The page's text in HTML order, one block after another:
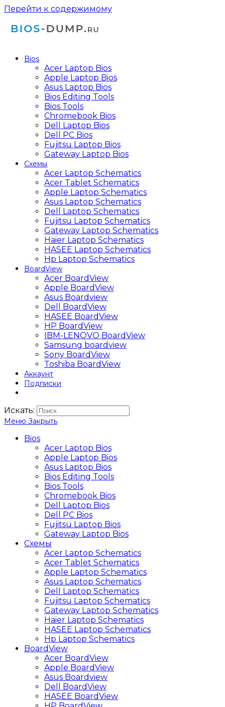
Перейти к содержимому
Bios
Acer Laptop Bios
Apple Laptop Bios
Asus Laptop Bios
Bios Editing Tools
Bios Tools
Chromebook Bios
Dell Laptop Bios
Dell PC Bios
Fujitsu Laptop Bios
Gateway Laptop Bios
Схемы
Acer Laptop Schematics
Acer Tablet Schematics
Apple Laptop Schematics
Asus Laptop Schematics
Dell Laptop Schematics
Fujitsu Laptop Schematics
Gateway Laptop Schematics
Haier Laptop Schematics
HASEE Laptop Schematics
Hp Laptop Schematics
BoardView
Acer BoardView
Apple BoardView
Asus Boardview
Dell BoardView
HASEE BoardView
HP BoardView
IBM-LENOVO BoardView
Samsung boardview
Sony BoardView
Toshiba BoardView
Аккаунт
Подписки
Искать:
Меню Закрыть
Bios
Acer Laptop Bios
Apple Laptop Bios
Asus Laptop Bios
Bios Editing Tools
Bios Tools
Chromebook Bios
Dell Laptop Bios
Dell PC Bios
Fujitsu Laptop Bios
Gateway Laptop Bios
Схемы
Acer Laptop Schematics
Acer Tablet Schematics
Apple Laptop Schematics
Asus Laptop Schematics
Dell Laptop Schematics
Fujitsu Laptop Schematics
Gateway Laptop Schematics
Haier Laptop Schematics
HASEE Laptop Schematics
Hp Laptop Schematics
BoardView
Acer BoardView
Apple BoardView
Asus Boardview
Dell BoardView
HASEE BoardView